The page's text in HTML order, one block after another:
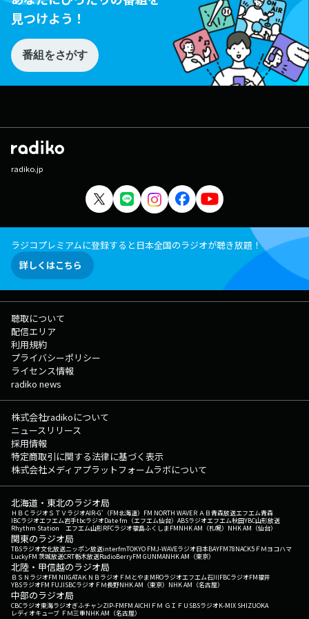
見つけよう！
番組をさがす
radiko.jp
ラジコプレミアムに登録すると日本全国のラジオが聴き放題！
詳しくはこちら
聴取について
配信エリア
利用規約
プライバシーポリシー
ライセンス情報
radiko news
株式会社radikoについて
ニュースリリース
採用情報
特定商取引に関する法律に基づく表示
株式会社メディアプラットフォームラボについて
北海道・東北のラジオ局
ＨＢＣラジオＳＴＶラジオAIR-G'（FM北海道） FM NORTH WAVEＲＡＢ青森放送エフエム青森
IBCラジオエフエム岩手tbcラジオDate fm（エフエム仙台） ABSラジオエフエム秋田YBC山形放送
Rhythm Station エフエム山形RFCラジオ福島ふくしまFMNHK AM（札幌） NHK AM（仙台）
関東のラジオ局
TBSラジオ文化放送ニッポン放送interfmTOKYO FMJ-WAVEラジオ日本BAYFM78NACK5 ＦＭヨコハマ
LuckyFM 茨城放送CRT栃木放送RadioBerryFM GUNMANHK AM（東京）
北陸・甲信越のラジオ局
ＢＳＮラジオFM NIIGATAＫＮＢラジオ ＦＭとやまMROラジオエフエム石川FBCラジオFM福井
YBSラジオFM FUJISBCラジオ ＦＭ長野NHK AM（東京） NHK AM（名古屋）
中部のラジオ局
CBCラジオ東海ラジオぎふチャンZIP-FMFM AICHI ＦＭ ＧＩＦＵ SBSラジオK-MIX SHIZUOKA
レディオキューブ ＦＭ三重NHK AM（名古屋）